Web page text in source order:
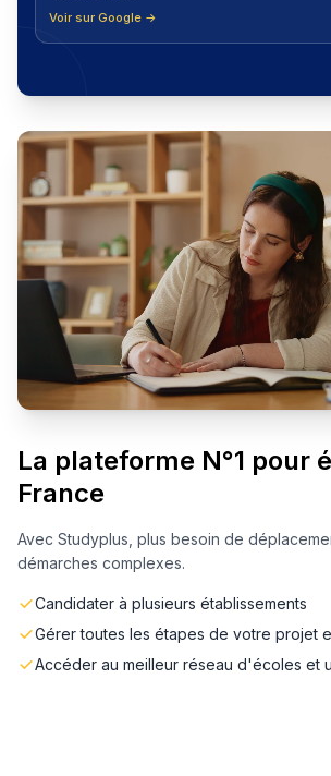
Voir sur Google →
La plateforme N°1 pour
France
Avec Studyplus, plus besoin de
démarches complexes.
Candidater à plusieurs établissements
Gérer toutes les étapes de votre projet
Accéder au meilleur réseau d'écoles et